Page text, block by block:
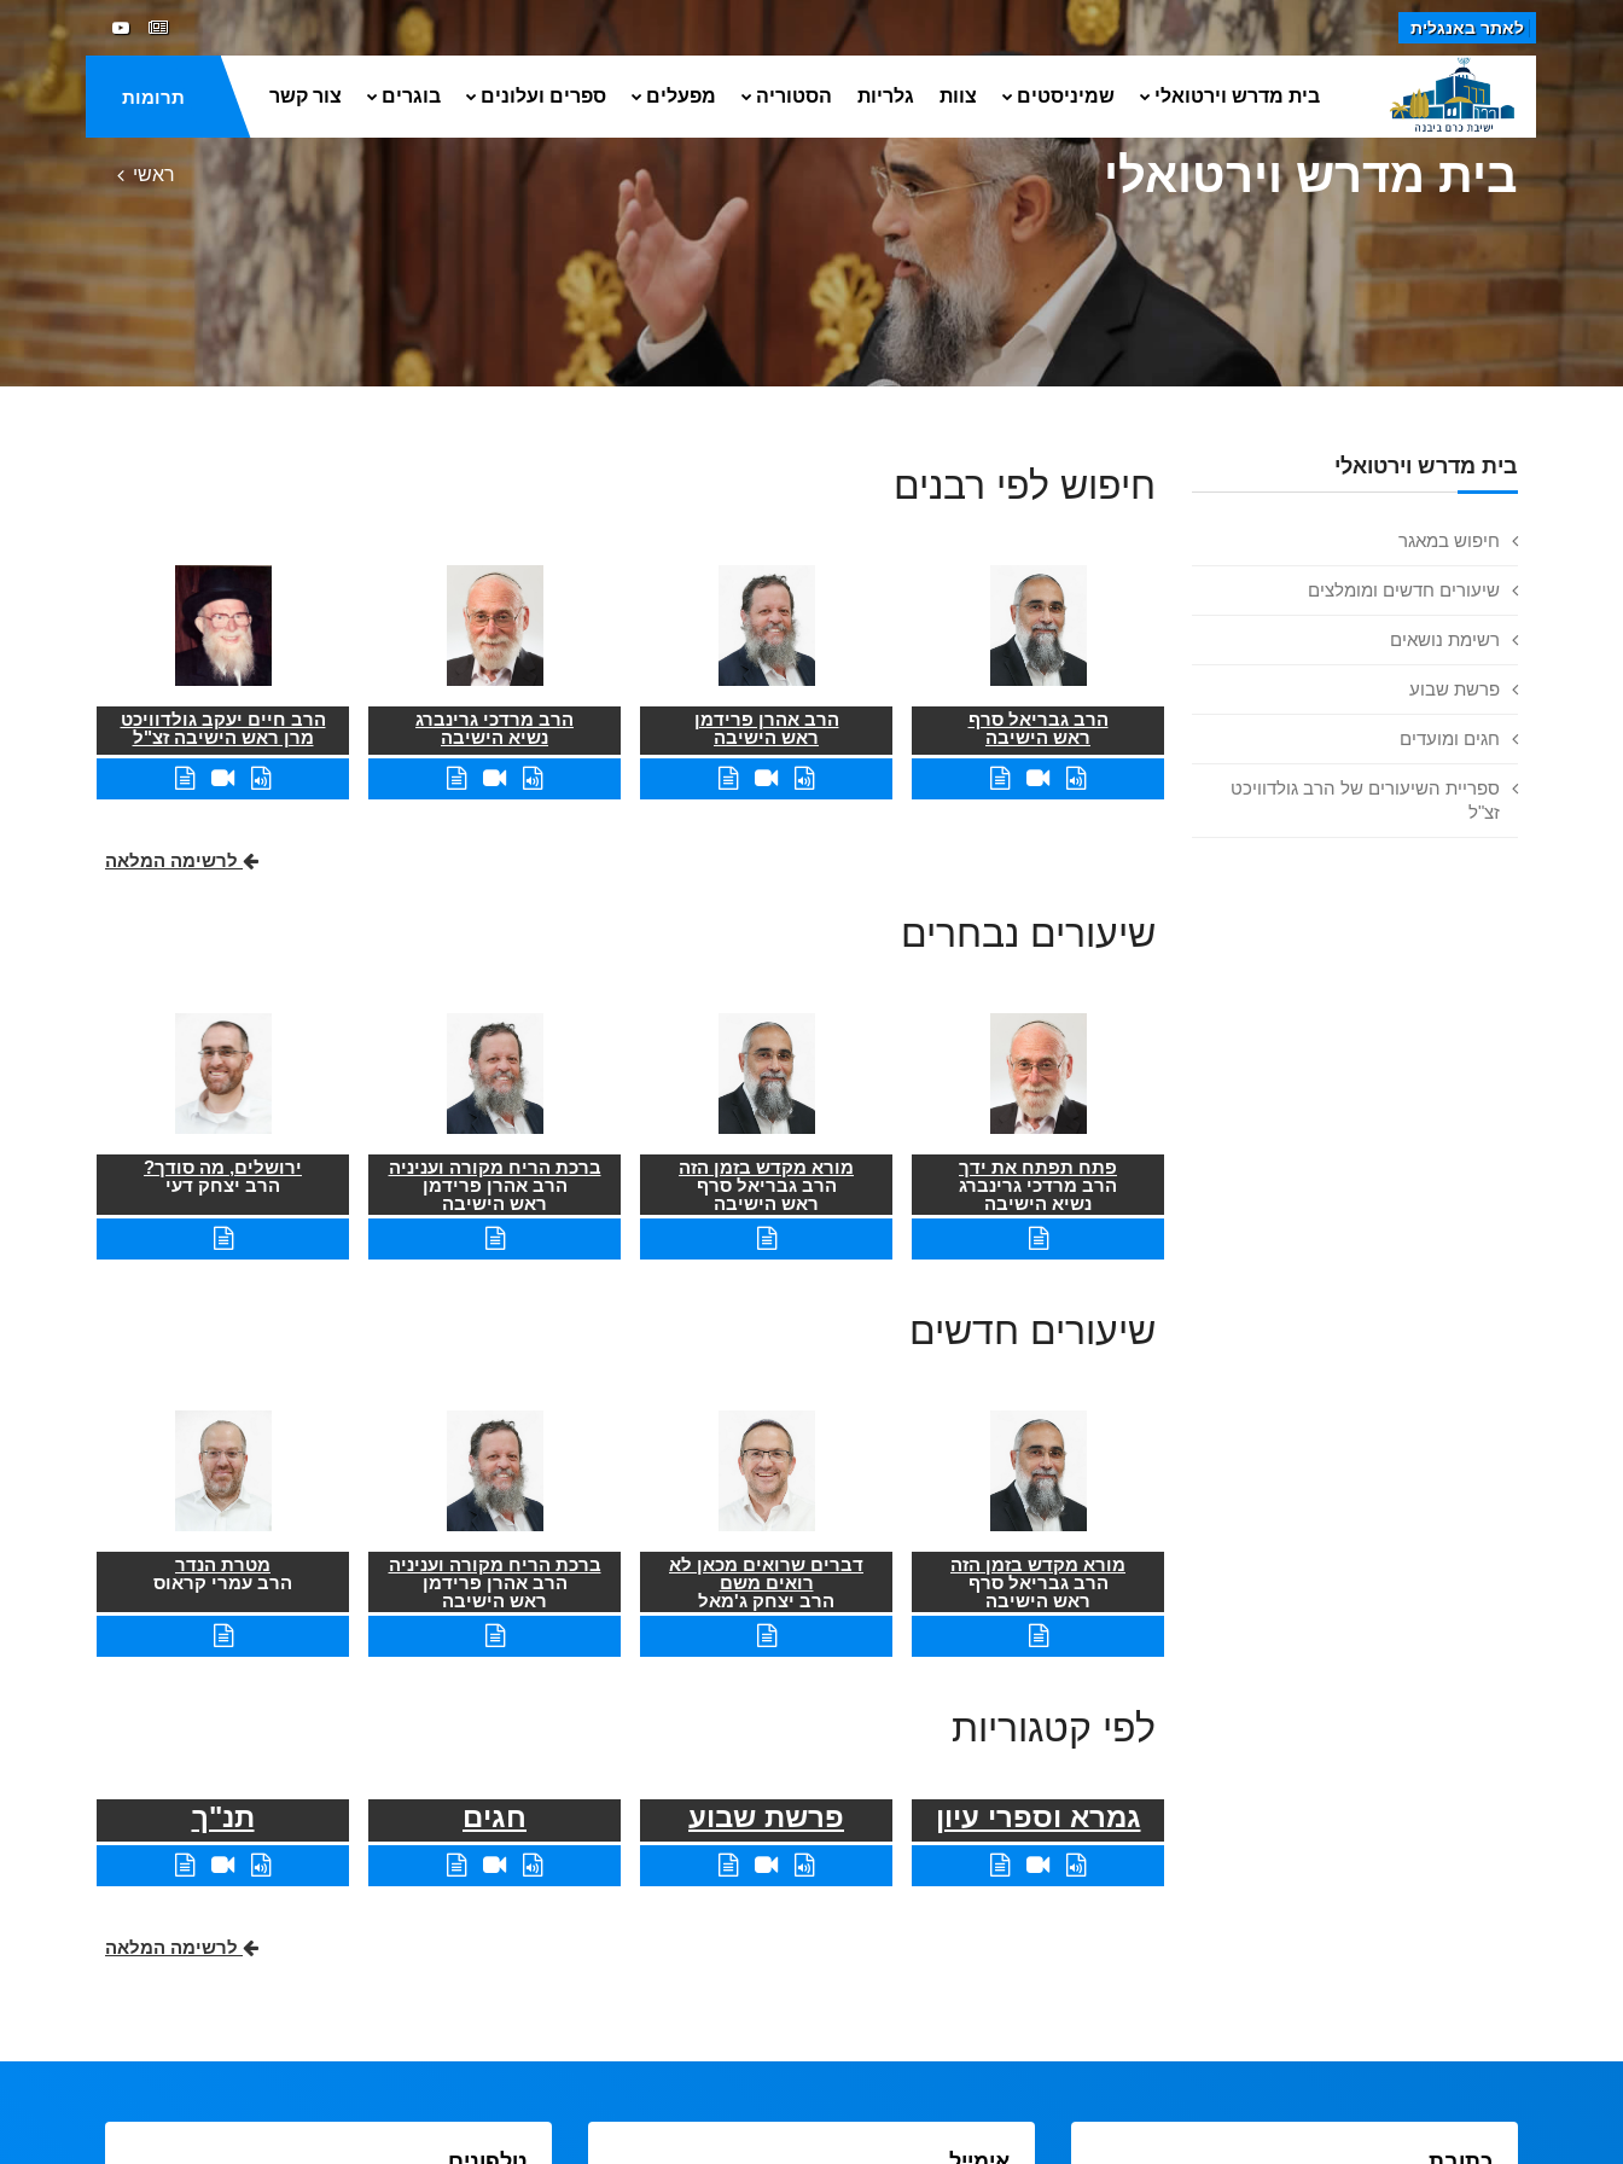
לאתר באנגלית
תרומות בית מדרש וירטואלי שמיניסטים צוות גלריות הסטוריה מפעלים ספרים ועלונים בוגרים צור קשר
בית מדרש וירטואלי ראשי
בית מדרש וירטואלי
חיפוש במאגר
שיעורים חדשים ומומלצים
רשימת נושאים
פרשת שבוע
חגים ומועדים
ספריית השיעורים של הרב גולדוויכט
זצ"ל
חיפוש לפי רבנים
הרב גבריאל סרף
ראש הישיבה
הרב אהרן פרידמן
ראש הישיבה
הרב מרדכי גרינברג
נשיא הישיבה
הרב חיים יעקב גולדוויכט
מרן ראש הישיבה זצ"ל
לרשימה המלאה
שיעורים נבחרים
פתח תפתח את ידך
הרב מרדכי גרינברג
נשיא הישיבה
מורא מקדש בזמן הזה
הרב גבריאל סרף
ראש הישיבה
ברכת הריח מקורה ועניניה
הרב אהרן פרידמן
ראש הישיבה
ירושלים, מה סודך?
הרב יצחק דעי
שיעורים חדשים
מורא מקדש בזמן הזה
הרב גבריאל סרף
ראש הישיבה
דברים שרואים מכאן לא
רואים משם
הרב יצחק ג'מאל
ברכת הריח מקורה ועניניה
הרב אהרן פרידמן
ראש הישיבה
מטרת הנדר
הרב עמרי קראוס
לפי קטגוריות
גמרא וספרי עיון פרשת שבוע חגים תנ"ך
לרשימה המלאה